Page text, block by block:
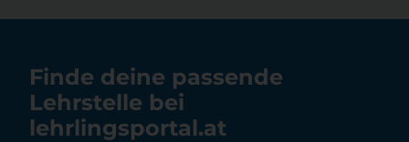
Finde deine passende
Lehrstelle bei
lehrlingsportal.at